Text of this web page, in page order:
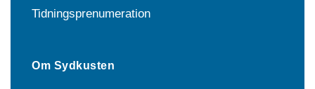
Tidningsprenumeration
Om Sydkusten